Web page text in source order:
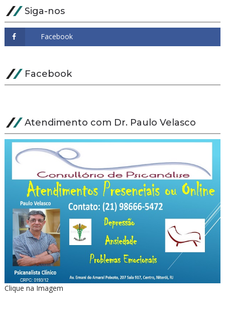
Siga-nos
Facebook
Atendimento com Dr. Paulo Velasco
Clique na Imagem